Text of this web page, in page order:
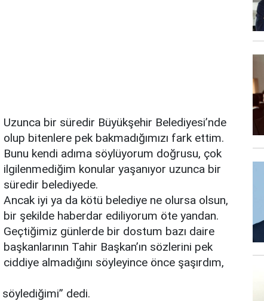
Uzunca bir süredir Büyükşehir Belediyesi’nde
olup bitenlere pek bakmadığımızı fark ettim.
Bunu kendi adıma söylüyorum doğrusu, çok
ilgilenmediğim konular yaşanıyor uzunca bir
süredir belediyede.
Ancak iyi ya da kötü belediye ne olursa olsun,
bir şekilde haberdar ediliyorum öte yandan.
Geçtiğimiz günlerde bir dostum bazı daire
başkanlarının Tahir Başkan’ın sözlerini pek
ciddiye almadığını söyleyince önce şaşırdım,
dedi.